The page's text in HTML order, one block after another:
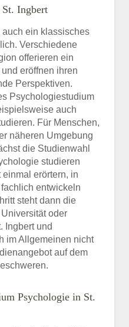
Ingbert
auch ein klassisches
Verschiedene
offerieren ein
eröffnen ihren
Perspektiven.
Psychologiestudium
auch
Für Menschen,
näheren Umgebung
die Studienwahl
studieren
erörtern, in
entwickeln
steht dann die
oder
Ingbert und
im Allgemeinen nicht
auf dem
Psychologie in St.